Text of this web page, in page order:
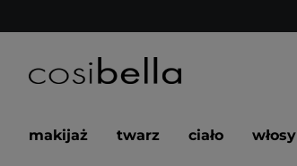
makijaż twarz ciało włosy